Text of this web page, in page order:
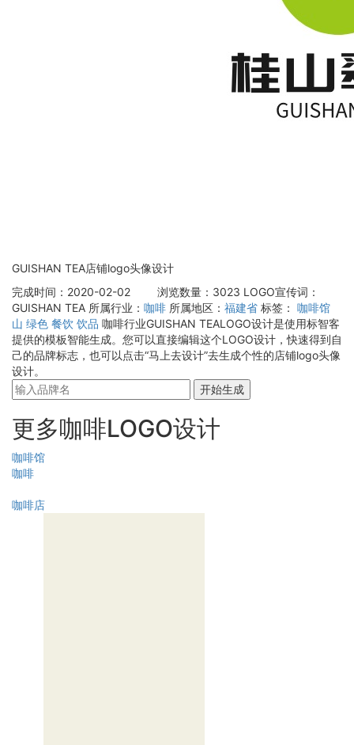
GUISHAN TEA店铺logo头像设计
完成时间：2020-02-02
浏览数量：3023 LOGO宣传词：
GUISHAN TEA 所属行业： 咖啡 所属地区： 福建省 标签： 咖啡馆
山 绿色 餐饮 饮品 咖啡行业GUISHAN TEALOGO设计是使用标智客
提供的模板智能生成。您可以直接编辑这个LOGO设计，快速得到自
己的品牌标志，也可以点击“马上去设计”去生成个性的店铺logo头像
设计。
开始生成
更多咖啡LOGO设计
咖啡馆
咖啡
咖啡店